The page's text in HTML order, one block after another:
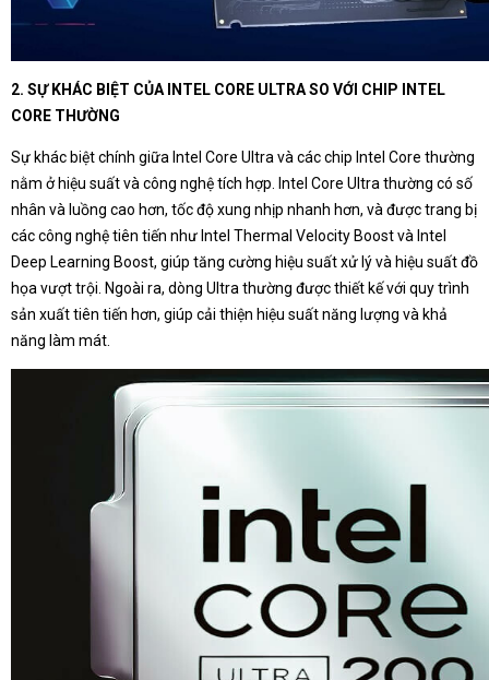
2. SỰ KHÁC BIỆT CỦA INTEL CORE ULTRA SO VỚI CHIP INTEL
CORE THƯỜNG
Sự khác biệt chính giữa Intel Core Ultra và các chip Intel Core thường
nằm ở hiệu suất và công nghệ tích hợp. Intel Core Ultra thường có số
nhân và luồng cao hơn, tốc độ xung nhịp nhanh hơn, và được trang bị
các công nghệ tiên tiến như Intel Thermal Velocity Boost và Intel
Deep Learning Boost, giúp tăng cường hiệu suất xử lý và hiệu suất đồ
họa vượt trội. Ngoài ra, dòng Ultra thường được thiết kế với quy trình
sản xuất tiên tiến hơn, giúp cải thiện hiệu suất năng lượng và khả
năng làm mát.